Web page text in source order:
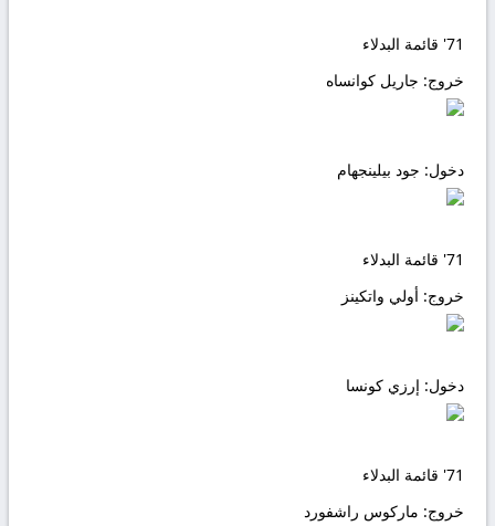
71' قائمة البدلاء
خروج: جاريل كوانساه
دخول: جود بيلينجهام
71' قائمة البدلاء
خروج: أولي واتكينز
دخول: إرزي كونسا
71' قائمة البدلاء
خروج: ماركوس راشفورد